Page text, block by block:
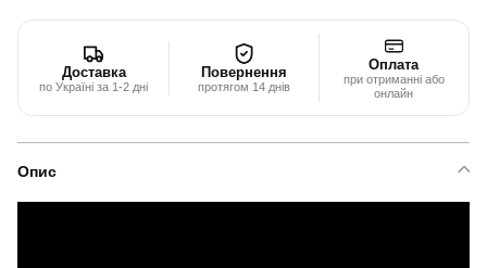
Доставка
по Україні за 1-2 дні
Повернення
протягом 14 днів
Оплата
при отриманні або
онлайн
Опис